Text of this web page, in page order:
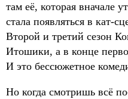
там её, которая вначале
стала появляться в кат-
Второй и третий сезон
Итошики, а в конце
И это бессюжетное
Но когда смотришь всё